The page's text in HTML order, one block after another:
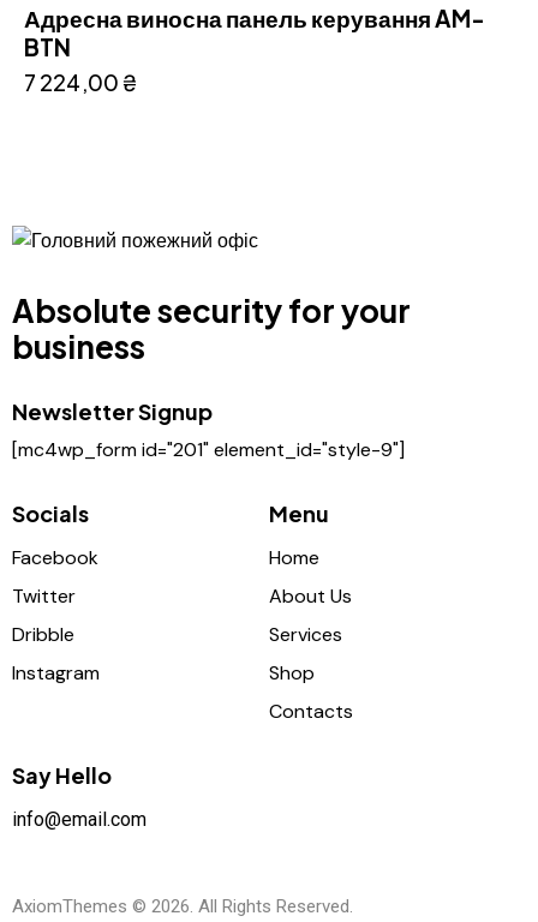
Адресна виносна панель керування AM-
BTN
7 224,00₴
Absolute security for your
business
Newsletter Signup
[mc4wp_form id="201" element_id="style-9"]
Socials
Facebook
Twitter
Dribble
Instagram
Menu
Home
About Us
Services
Shop
Contacts
Say Hello
info@email.com
AxiomThemes © 2026. All Rights Reserved.